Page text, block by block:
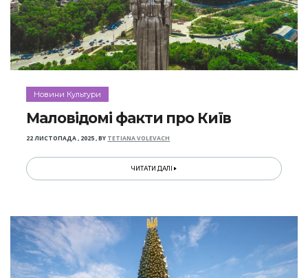
Новини Культури
Маловідомі факти про Київ
22 ЛИСТОПАДА , 2025,BY TETIANA VOLEVACH
ЧИТАТИ ДАЛІ